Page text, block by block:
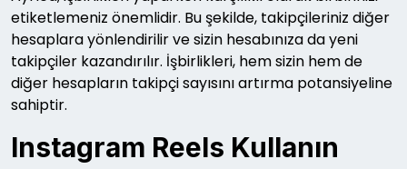
etiketlemeniz önemlidir. Bu şekilde, takipçileriniz diğer
hesaplara yönlendirilir ve sizin hesabınıza da yeni
takipçiler kazandırılır. İşbirlikleri, hem sizin hem de
diğer hesapların takipçi sayısını artırma potansiyeline
sahiptir.
Instagram Reels Kullanın